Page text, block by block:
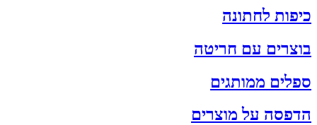
כיפות לחתונה
בוצרים עם חריטה
ספלים ממותגים
הדפסה על מוצרים